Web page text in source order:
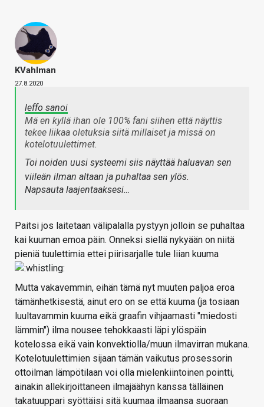
KVahlman
27.8.2020
leffo sanoi
Mä en kyllä ihan ole 100% fani siihen että näyttis
tekee liikaa oletuksia siitä millaiset ja missä on
kotelotuulettimet.
Toi noiden uusi systeemi siis näyttää haluavan sen
viileän ilman altaan ja puhaltaa sen ylös.
Napsauta laajentaaksesi…
Paitsi jos laitetaan välipalalla pystyyn jolloin se puhaltaa
kai kuuman emoa päin. Onneksi siellä nykyään on niitä
pieniä tuulettimia ettei piirisarjalle tule liian kuuma
Mutta vakavemmin, eihän tämä nyt muuten paljoa eroa
tämänhetkisestä, ainut ero on se että kuuma (ja tosiaan
luultavammin kuuma eikä graafin vihjaamasti "miedosti
lämmin") ilma nousee tehokkaasti läpi ylöspäin
kotelossa eikä vain konvektiolla/muun ilmavirran mukana.
Kotelotuulettimien sijaan tämän vaikutus prosessorin
ottoilman lämpötilaan voi olla mielenkiintoinen pointti,
ainakin allekirjoittaneen ilmajäähyn kanssa tälläinen
takatuuppari syöttäisi sitä kuumaa ilmaansa suoraan